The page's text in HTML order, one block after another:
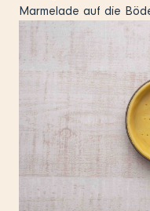
Marmelade auf die